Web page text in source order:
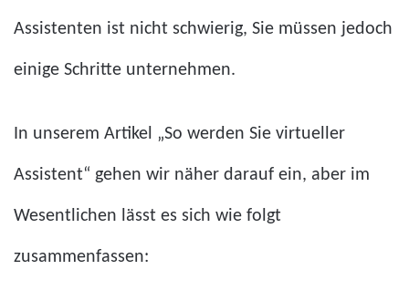
Assistenten ist nicht schwierig, Sie müssen jedoch
einige Schritte unternehmen.
In unserem Artikel „So werden Sie virtueller
Assistent“ gehen wir näher darauf ein, aber im
Wesentlichen lässt es sich wie folgt
zusammenfassen: